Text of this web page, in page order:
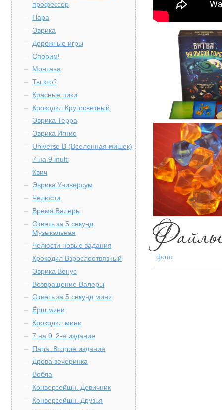
профессор
Пара
Эврика
Дорожные игры
Спорим!
Монтана
Ты кто?
Красные пики
Крокодил Кругосветный
Эврика Терра
Эврика Игнис
Universe B (Вселенная мишек)
7 на 9 multi
Квич
Эврика Универсум
Челюсти
Время Валеры
Ответь за 5 секунд.
Музыкальная
Челюсти новые задания
Крокодил Взрослоотвязный
Эврика Венус
Возвращение Валеры
Ответь за 5 секунд мини
Ёрш мини
Крокодил мини
7 на 9. 2-е издание
Пара. Второе издание
Дрова вечеринка
Вобла
Конверсейшн. Девичник
Конверсейшн. Друзья
фото